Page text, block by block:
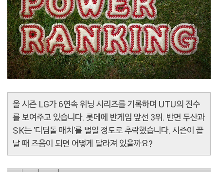
올 시즌 LG가 6연속 위닝 시리즈를 기록하며 UTU의 진수
를 보여주고 있습니다. 롯데에 반게임 앞선 3위. 반면 두산과
SK는 '디딤돌 매치'를 벌일 정도로 추락했습니다. 시즌이 끝
날 때 즈음이 되면 어떻게 달라져 있을까요?